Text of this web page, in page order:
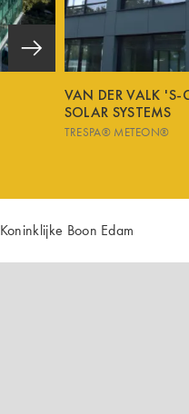
VAN DER VALK 'S-
SOLAR SYSTEMS
TRESPA® METEON®
Koninklijke Boon Edam